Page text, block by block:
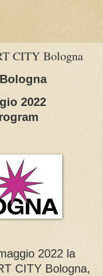
CITY Bologna
2022
2022 la
CITY Bologna,